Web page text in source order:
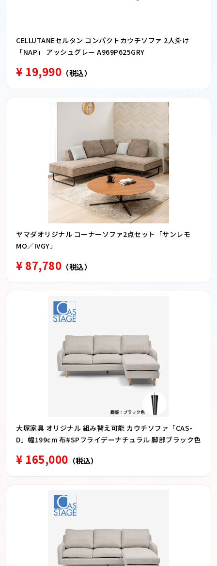
CELLUTANEセルタン コンパクトカウチソファ 2人掛け
「NAP」 アッシュグレー A969P625GRY
¥ 19,990 （税込）
ヤマダオリジナル コーナーソファ2点セット「サンレモ
MO／IVGY」
¥ 87,780 （税込）
大塚家具 オリジナル 組み替え可能 カウチソファ「CAS-
D」幅199cm 布#SPフライデーナチュラル 脚部ブラック色
¥ 165,000 （税込）